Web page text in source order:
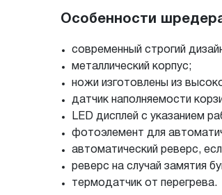
Особенности
современный строгий
металлический корпус;
ножи изготовлены из
датчик наполняемости
LED дисплей с указанием
фотоэлемент для
автоматический реверс,
реверс на случай замятия
термодатчик от перегрева.